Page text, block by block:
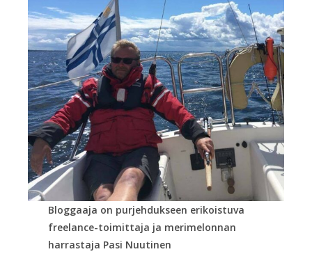
Bloggaaja on purjehdukseen erikoistuva
freelance-toimittaja ja merimelonnan
harrastaja Pasi Nuutinen